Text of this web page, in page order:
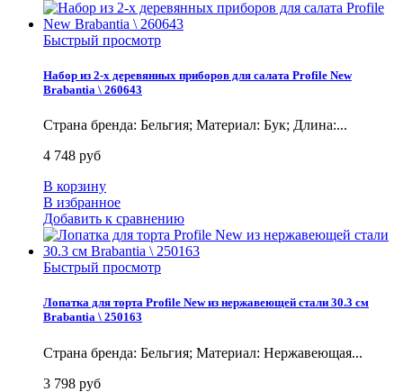
Быстрый просмотр
Набор из 2-х деревянных приборов для салата Profile New
Brabantia \ 260643
Страна бренда: Бельгия; Материал: Бук; Длина:...
4 748 руб
В корзину
В избранное
Добавить к сравнению
Быстрый просмотр
Лопатка для торта Profile New из нержавеющей стали 30.3 см
Brabantia \ 250163
Страна бренда: Бельгия; Материал: Нержавеющая...
3 798 руб